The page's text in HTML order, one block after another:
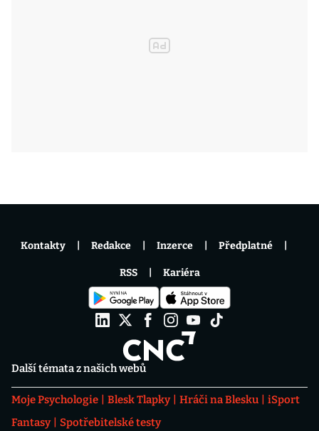
Další témata z našich webů
Moje Psychologie Blesk Tlapky Hráči na Blesku
iSport
Fantasy
Spotřebitelské testy
Kontakty Redakce Inzerce Předplatné
RSS Kariéra